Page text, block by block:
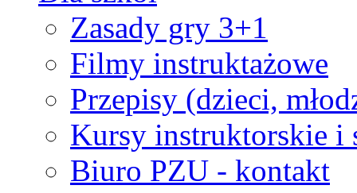
Zasady gry 3+1
Filmy instruktażowe
Przepisy (dzieci,
Kursy instruktorskie i
Biuro PZU - kontakt